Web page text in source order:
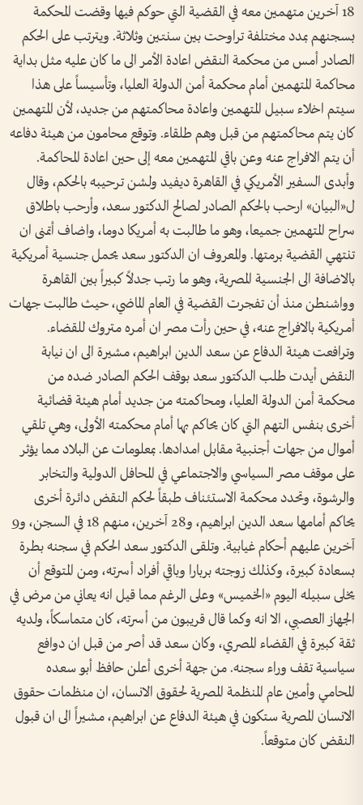
18 آخرين متهمين معه في القضية التي حوكم فيها وقضت المحكمة
بسجنهم بمدد مختلفة تراوحت بين سنتين وثلاثة. ويترتب على الحكم
الصادر أمس من محكمة النقض اعادة الأمر الى ما كان عليه مثل بداية
محاكمة المتهمين أمام محكمة أمن الدولة العليا، وتأسيساً على هذا
سيتم اخلاء سبيل المتهمين واعادة محاكمتهم من جديد، لأن المتهمين
كان يتم محاكمتهم من قبل وهم طلقاء. وتوقع محامون من هيئة دفاعه
أن يتم الافراج عنه وعن باقي المتهمين معه إلى حين اعادة المحاكمة.
وأبدى السفير الأمريكي في القاهرة ديفيد ولشن ترحيبه بالحكم، وقال
ل«البيان» ارحب بالحكم الصادر لصالح الدكتور سعد، وأرحب باطلاق
سراح المتهمين جميعا، وهو ما طالبت به أمريكا دوما، واضاف أتمنى ان
تنتهي القضية برمتها. والمعروف ان الدكتور سعد يحمل جنسية أمريكية
بالاضافة الى الجنسية المصرية، وهو ما رتب جدلاً كبيراً بين القاهرة
وواشنطن منذ أن تفجرت القضية في العام الماضي، حيث طالبت جهات
أمريكية بالافراج عنه، في حين رأت مصر ان أمره متروك للقضاء.
وترافعت هيئة الدفاع عن سعد الدين ابراهيم، مشيرة الى ان نيابة
النقض أيدت طلب الدكتور سعد بوقف الحكم الصادر ضده من
محكمة أمن الدولة العليا، ومحاكمته من جديد أمام هيئة قضائية
أخرى بنفس التهم التي كان يحاكم بها أمام محكمته الأولى، وهي تلقي
أموال من جهات أجنبية مقابل امدادها. بمعلومات عن البلاد مما يؤثر
على موقف مصر السياسي والاجتماعي في المحافل الدولية والتخابر
والرشوة، وتحدد محكمة الاستئناف طبقاً لحكم النقض دائرة أخرى
يحاكم أمامها سعد الدين ابراهيم، و28 آخرين، منهم 18 في السجن، و9
آخرين عليهم أحكام غيابية. وتلقى الدكتور سعد الحكم في سجنه بطرة
بسعادة كبيرة، وكذلك زوجته بربارا وباقي أفراد أسرته، ومن المتوقع أن
يخلى سبيله اليوم «الخميس» وعلى الرغم مما قيل انه يعاني من مرض في
الجهاز العصبي، الا انه وكما قال قريبون من أسرته، كان متماسكاً، ولديه
ثقة كبيرة في القضاء المصري، وكان سعد قد أصر من قبل ان دوافع
سياسية تقف وراء سجنه. من جهة أخرى أعلن حافظ أبو سعده
المحامي وأمين عام المنظمة المصرية لحقوق الانسان، ان منظمات حقوق
الانسان المصرية ستكون في هيئة الدفاع عن ابراهيم، مشيراً الى ان قبول
النقض كان متوقعاً.